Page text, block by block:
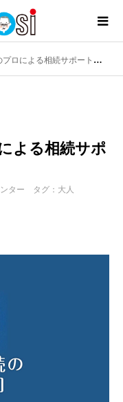
による相続サポート⑪」
よる相続サポ
ター タグ：大人